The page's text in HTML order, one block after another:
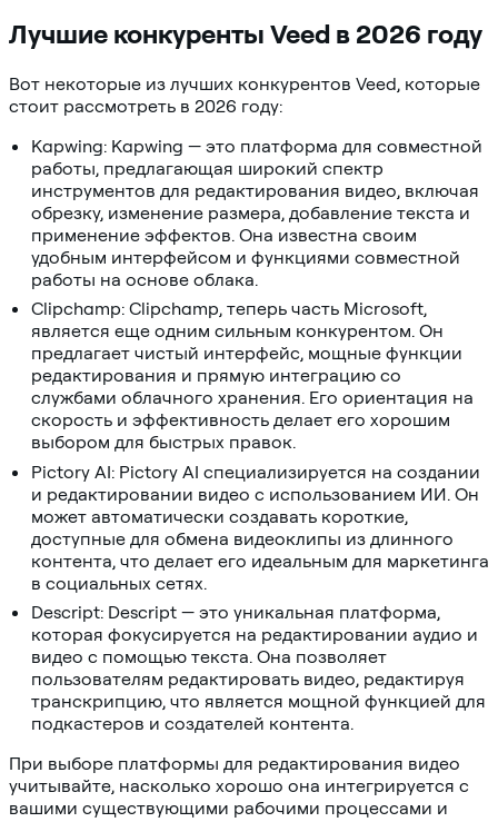
Лучшие конкуренты Veed в 2026 году
Вот некоторые из лучших конкурентов Veed, которые
стоит рассмотреть в 2026 году:
Kapwing: Kapwing — это платформа для совместной
работы, предлагающая широкий спектр
инструментов для редактирования видео, включая
обрезку, изменение размера, добавление текста и
применение эффектов. Она известна своим
удобным интерфейсом и функциями совместной
работы на основе облака.
Clipchamp: Clipchamp, теперь часть Microsoft,
является еще одним сильным конкурентом. Он
предлагает чистый интерфейс, мощные функции
редактирования и прямую интеграцию со
службами облачного хранения. Его ориентация на
скорость и эффективность делает его хорошим
выбором для быстрых правок.
Pictory AI: Pictory AI специализируется на создании
и редактировании видео с использованием ИИ. Он
может автоматически создавать короткие,
доступные для обмена видеоклипы из длинного
контента, что делает его идеальным для маркетинга
в социальных сетях.
Descript: Descript — это уникальная платформа,
которая фокусируется на редактировании аудио и
видео с помощью текста. Она позволяет
пользователям редактировать видео, редактируя
транскрипцию, что является мощной функцией для
подкастеров и создателей контента.
При выборе платформы для редактирования видео
учитывайте, насколько хорошо она интегрируется с
вашими существующими рабочими процессами и